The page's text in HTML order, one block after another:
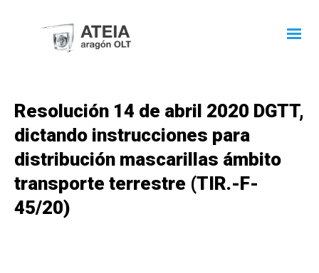
Resolución 14 de abril 2020 DGTT,
dictando instrucciones para
distribución mascarillas ámbito
transporte terrestre (TIR.-F-
45/20)